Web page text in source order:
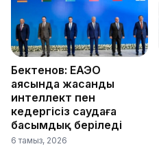
Бектенов: ЕАЭО
аясында жасанды
интеллект пен
кедергісіз саудаға
басымдық беріледі
6 тамыз, 2026